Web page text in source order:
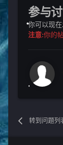
参与
你可以现
注意:你的
转到问题列